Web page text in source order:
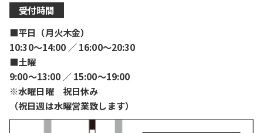
受付時間
■平日（月火木金）
10:30〜14:00 ／ 16:00〜20:30
■土曜
9:00〜13:00 ／ 15:00〜19:00
※水曜日曜 祝日休み
（祝日週は水曜営業致します）